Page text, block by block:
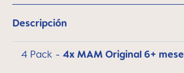
Descripción
4 Pack - 4x MAM Original 6+